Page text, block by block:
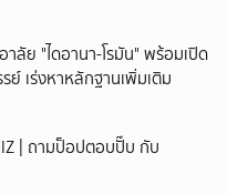
าลัย "ไดอานา-โรมัน" พร้อมเปิด
รย์ เร่งหาหลักฐานเพิ่มเติม
| ถามป็อปตอบปั๊บ กับ